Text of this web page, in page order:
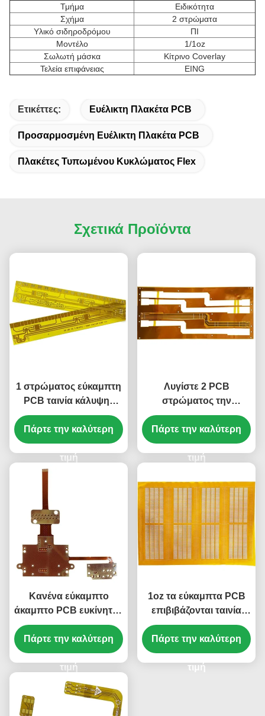
Τμήμα
Ειδικότητα
Σχήμα
2 στρώματα
Υλικό σιδηροδρόμου
ΠΙ
Μοντέλο
1/1oz
Σωλωτή μάσκα
Κίτρινο Coverlay
Τελεία επιφάνειας
EING
Ετικέττες: Ευέλικτη Πλακέτα PCB
Προσαρμοσμένη Ευέλικτη Πλακέτα PCB
Πλακέτες Τυπωμένου Κυκλώματος Flex
Σχετικά Προϊόντα
1 στρώματος εύκαμπτη
PCB ταινία κάλυψης
πινάκων κίτρινη 1 Oz
PCB χαλκού
Πάρτε την καλύτερη
τιμή
Λυγίστε 2 PCB
στρώματος την
εύκαμπτη ταινία 0.5mm
κάλυψης πινάκων
κίτρινη Silkscreen
Πάρτε την καλύτερη
τιμή
Κανένα εύκαμπτο
άκαμπτο PCB ευκίνητος
πίνακας ENIG
Silkscreen PCB 1
στρώματος
Πάρτε την καλύτερη
τιμή
1oz τα εύκαμπτα PCB
επιβιβάζονται ταινία
κάλυψης 0.1mm στην
κίτρινη ευκίνητο PCB 1
στρώματος
Πάρτε την καλύτερη
τιμή